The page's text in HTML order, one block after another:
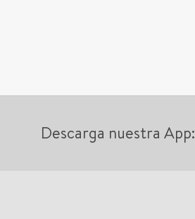
Descarga nuestra App: